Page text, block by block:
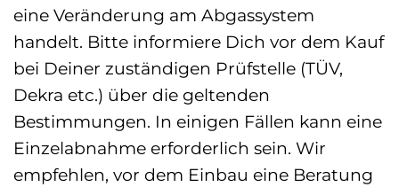
eine Veränderung am Abgassystem
handelt. Bitte informiere Dich vor dem Kauf
bei Deiner zuständigen Prüfstelle (TÜV,
Dekra etc.) über die geltenden
Bestimmungen. In einigen Fällen kann eine
Einzelabnahme erforderlich sein. Wir
empfehlen, vor dem Einbau eine Beratung